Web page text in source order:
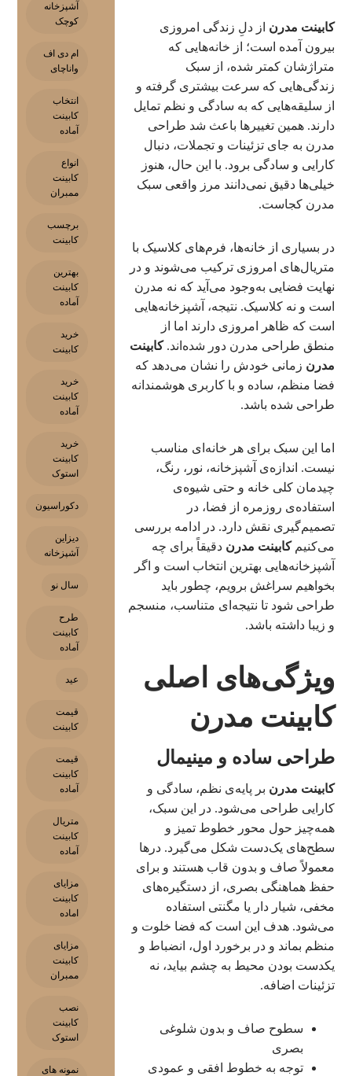
کابینت مدرن از دلِ زندگی امروزی
بیرون آمده است؛ از خانه‌هایی که
متراژشان کمتر شده، از سبک
زندگی‌هایی که سرعت بیشتری گرفته و
از سلیقه‌هایی که به سادگی و نظم تمایل
دارند. همین تغییرها باعث شد طراحی
مدرن به جای تزئینات و تجملات، دنبال
کارایی و سادگی برود. با این حال، هنوز
خیلی‌ها دقیق نمی‌دانند مرز واقعی سبک
مدرن کجاست.
در بسیاری از خانه‌ها، فرم‌های کلاسیک با
متریال‌های امروزی ترکیب می‌شوند و در
نهایت فضایی به‌وجود می‌آید که نه مدرن
است و نه کلاسیک. نتیجه، آشپزخانه‌هایی
است که ظاهر امروزی دارند اما از
منطق طراحی مدرن دور شده‌اند.کابینت
مدرن زمانی خودش را نشان می‌دهد که
فضا منظم، ساده و با کاربری هوشمندانه
طراحی شده باشد.
اما این سبک برای هر خانه‌ای مناسب
نیست. اندازه‌ی آشپزخانه، نور، رنگ،
چیدمان کلی خانه و حتی شیوه‌ی
استفاده‌ی روزمره از فضا، در
تصمیم‌گیری نقش دارد. در ادامه بررسی
می‌کنیمکابینت مدرن دقیقاً برای چه
آشپزخانه‌هایی بهترین انتخاب است و اگر
بخواهیم سراغش برویم، چطور باید
طراحی شود تا نتیجه‌ای متناسب، منسجم
و زیبا داشته باشد.
ویژگی‌های اصلی
کابینت مدرن
طراحی ساده و مینیمال
کابینت مدرن بر پایه‌ی نظم، سادگی و
کارایی طراحی می‌شود. در این سبک،
همه‌چیز حول محور خطوط تمیز و
سطح‌های یک‌دست شکل می‌گیرد. درها
معمولاً صاف و بدون قاب هستند و برای
حفظ هماهنگی بصری، از دستگیره‌های
مخفی، شیار دار یا مگنتی استفاده
می‌شود. هدف این است که فضا خلوت و
منظم بماند و در برخورد اول، انضباط و
یکدست بودن محیط به چشم بیاید، نه
تزئینات اضافه.
سطوح صاف و بدون شلوغی
بصری
توجه به خطوط افقی و عمودی
آشپزخانه
کوچک
ام دی اف
واناچای
انتخاب
کابینت
آماده
انواع
کابینت
ممبران
برچسب
کابینت
بهترین
کابینت
آماده
خرید
کابینت
خرید
کابینت
آماده
خرید
کابینت
استوک
دکوراسیون
دیزاین
آشپزخانه
سال نو
طرح
کابینت
آماده
عید
قیمت
کابینت
قیمت
کابینت
آماده
متریال
کابینت
آماده
مزایای
کابینت
اماده
مزایای
کابینت
ممبران
نصب
کابینت
استوک
نمونه های